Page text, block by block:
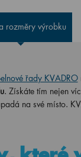
rozměry výrobku
řady KVADRO
. Získáte tím nejen
na své místo.